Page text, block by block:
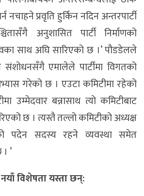
प्रवृति हुर्किन नदिन अन्तरपार्टी
अनुशासित पार्टी निर्माणको
साथ अघि सारिएको छ ।’ पौडडेलले
एमालेले पार्टीमा विगतको
गरेको छ । एउटा कमिटीमा रहेको
उम्मेदवार बन्नासाथ त्यो कमिटीबाट
छ । त्यस्तै तल्लो कमिटीको अध्यक्ष
पदेन सदस्य रहने व्यवस्था समेत
’
विशेषता यस्ता छन्: